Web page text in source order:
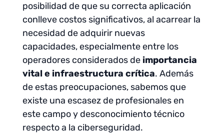
posibilidad de que su correcta aplicación
conlleve costos significativos, al acarrear la
necesidad de adquirir nuevas
capacidades, especialmente entre los
operadores considerados deimportancia
vital e infraestructura crítica. Además
de estas preocupaciones, sabemos que
existe una escasez de profesionales en
este campo y desconocimiento técnico
respecto a la ciberseguridad.